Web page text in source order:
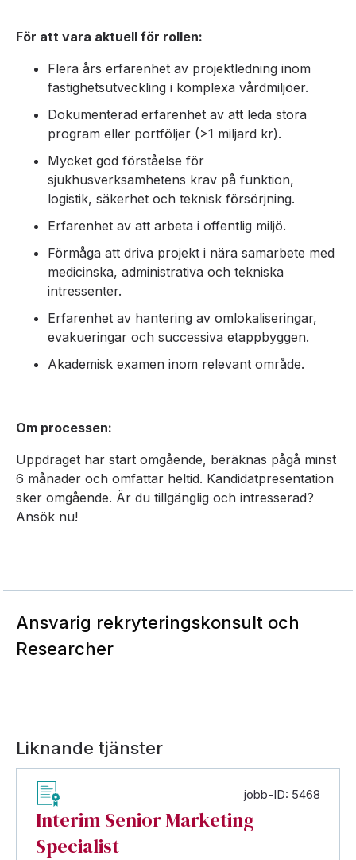
För att vara aktuell för rollen:
Flera års erfarenhet av projektledning inom
fastighetsutveckling i komplexa vårdmiljöer.
Dokumenterad erfarenhet av att leda stora
program eller portföljer (>1 miljard kr).
Mycket god förståelse för
sjukhusverksamhetens krav på funktion,
logistik, säkerhet och teknisk försörjning.
Erfarenhet av att arbeta i offentlig miljö.
Förmåga att driva projekt i nära samarbete med
medicinska, administrativa och tekniska
intressenter.
Erfarenhet av hantering av omlokaliseringar,
evakueringar och successiva etappbyggen.
Akademisk examen inom relevant område.
Om processen:
Uppdraget har start omgående, beräknas pågå minst
6 månader och omfattar heltid. Kandidatpresentation
sker omgående. Är du tillgänglig och intresserad?
Ansök nu!
Ansvarig rekryteringskonsult och
Researcher
Liknande tjänster
jobb-ID: 5468
Interim Senior Marketing
Specialist